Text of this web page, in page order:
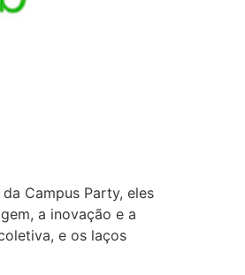
Campus Party, eles
a inovação e a
e os laços